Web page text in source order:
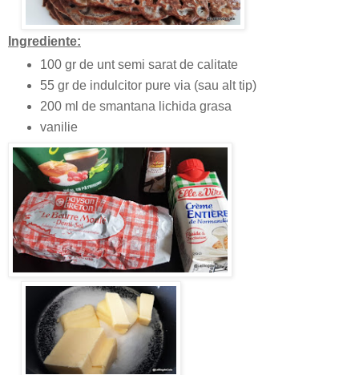
Ingrediente:
100 gr de unt semi sarat de calitate
55 gr de indulcitor pure via (sau alt tip)
200 ml de smantana lichida grasa
vanilie